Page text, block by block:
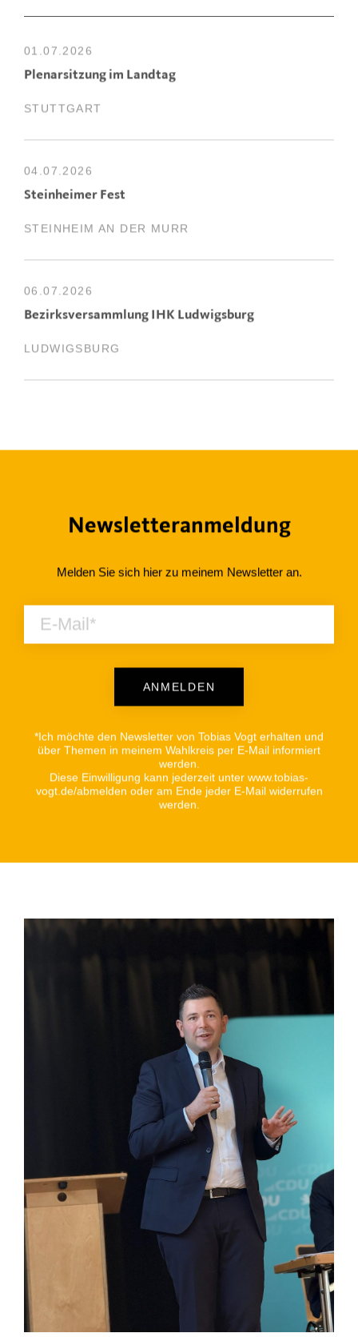
01.07.2026
Plenarsitzung im Landtag
STUTTGART
04.07.2026
Steinheimer Fest
STEINHEIM AN DER MURR
06.07.2026
Bezirksversammlung IHK Ludwigsburg
LUDWIGSBURG
Newsletteranmeldung
Melden Sie sich hier zu meinem Newsletter an.
ANMELDEN
*Ich möchte den Newsletter von Tobias Vogt erhalten und
über Themen in meinem Wahlkreis per E-Mail informiert
werden.
Diese Einwilligung kann jederzeit unter www.tobias-
vogt.de/abmelden oder am Ende jeder E-Mail widerrufen
werden.